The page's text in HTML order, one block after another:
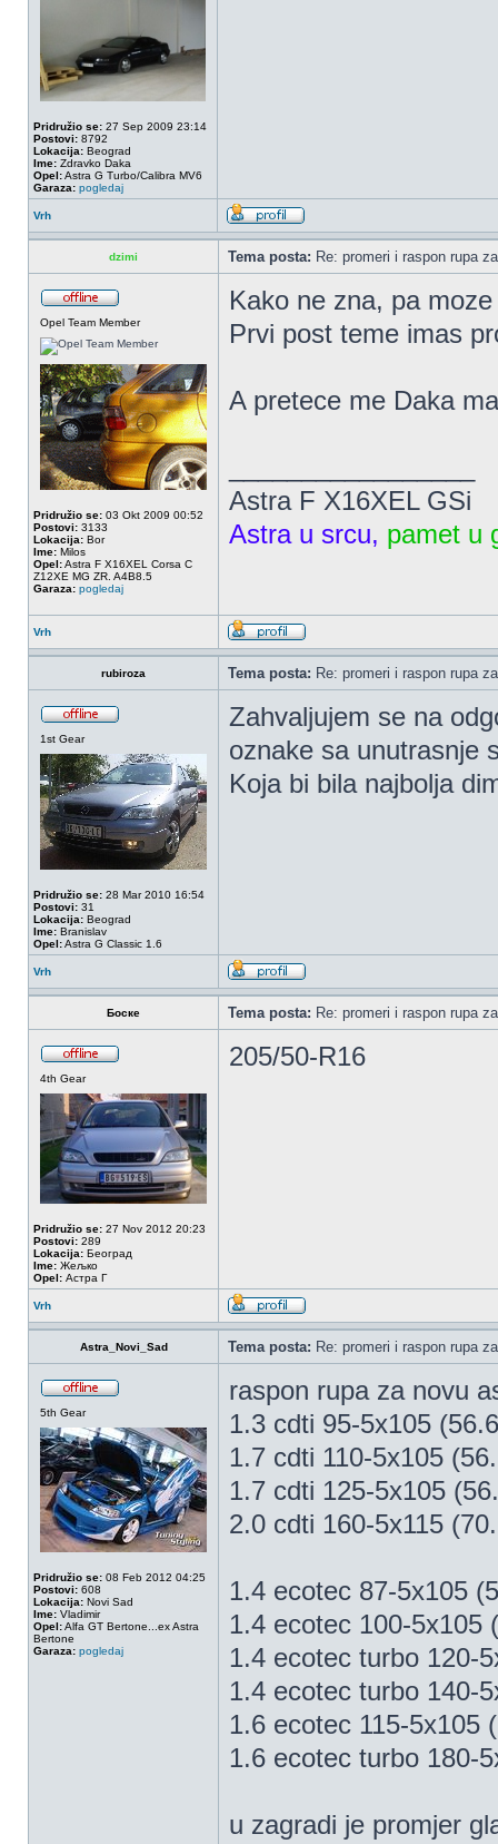
Pridružio se: 27 Sep 2009 23:14
Postovi: 8792
Lokacija: Beograd
Ime: Zdravko Daka
Opel:Astra G Turbo/Calibra MV6
Garaza: pogledaj
Vrh
dzimi Tema posta: Re: promeri i raspon rupa
Opel Team Member
Pridružio se: 03 Okt 2009 00:52
Postovi: 3133
Lokacija: Bor
Ime: Milos
Opel:Astra F X16XEL Corsa C
Z12XE MG ZR. A4B8.5
Garaza: pogledaj
Kako ne zna, pa
Prvi post teme imas
A pretece me Daka
Astra F X16XEL GSi
Astra u srcu, pamet u
Vrh
rubiroza Tema posta: Re: promeri i raspon rupa
1st Gear
Pridružio se: 28 Mar 2010 16:54
Postovi: 31
Lokacija: Beograd
Ime: Branislav
Opel:Astra G Classic 1.6
Zahvaljujem se na
oznake sa unutrasnje
Koja bi bila najbolja
Vrh
Боске Tema posta: Re: promeri i raspon rupa
4th Gear
Pridružio se: 27 Nov 2012 20:23
Postovi: 289
Lokacija: Београд
Ime: Жељко
Opel: Астра Г
205/50-R16
Vrh
Astra_Novi_Sad Tema posta: Re: promeri i raspon rupa
5th Gear
Pridružio se: 08 Feb 2012 04:25
Postovi: 608
Lokacija: Novi Sad
Ime: Vladimir
Opel:Alfa GT Bertone...ex Astra
Bertone
Garaza: pogledaj
raspon rupa za novu
1.3 cdti 95-5x105
1.7 cdti 110-5x105
1.7 cdti 125-5x105
2.0 cdti 160-5x115
1.4 ecotec 87-5x105
1.4 ecotec 100-5x105
1.4 ecotec turbo 120-
1.4 ecotec turbo 140-
1.6 ecotec 115-5x105
1.6 ecotec turbo 180-
u zagradi je promjer